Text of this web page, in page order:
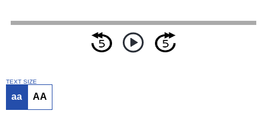
TEXT SIZE
aa AA